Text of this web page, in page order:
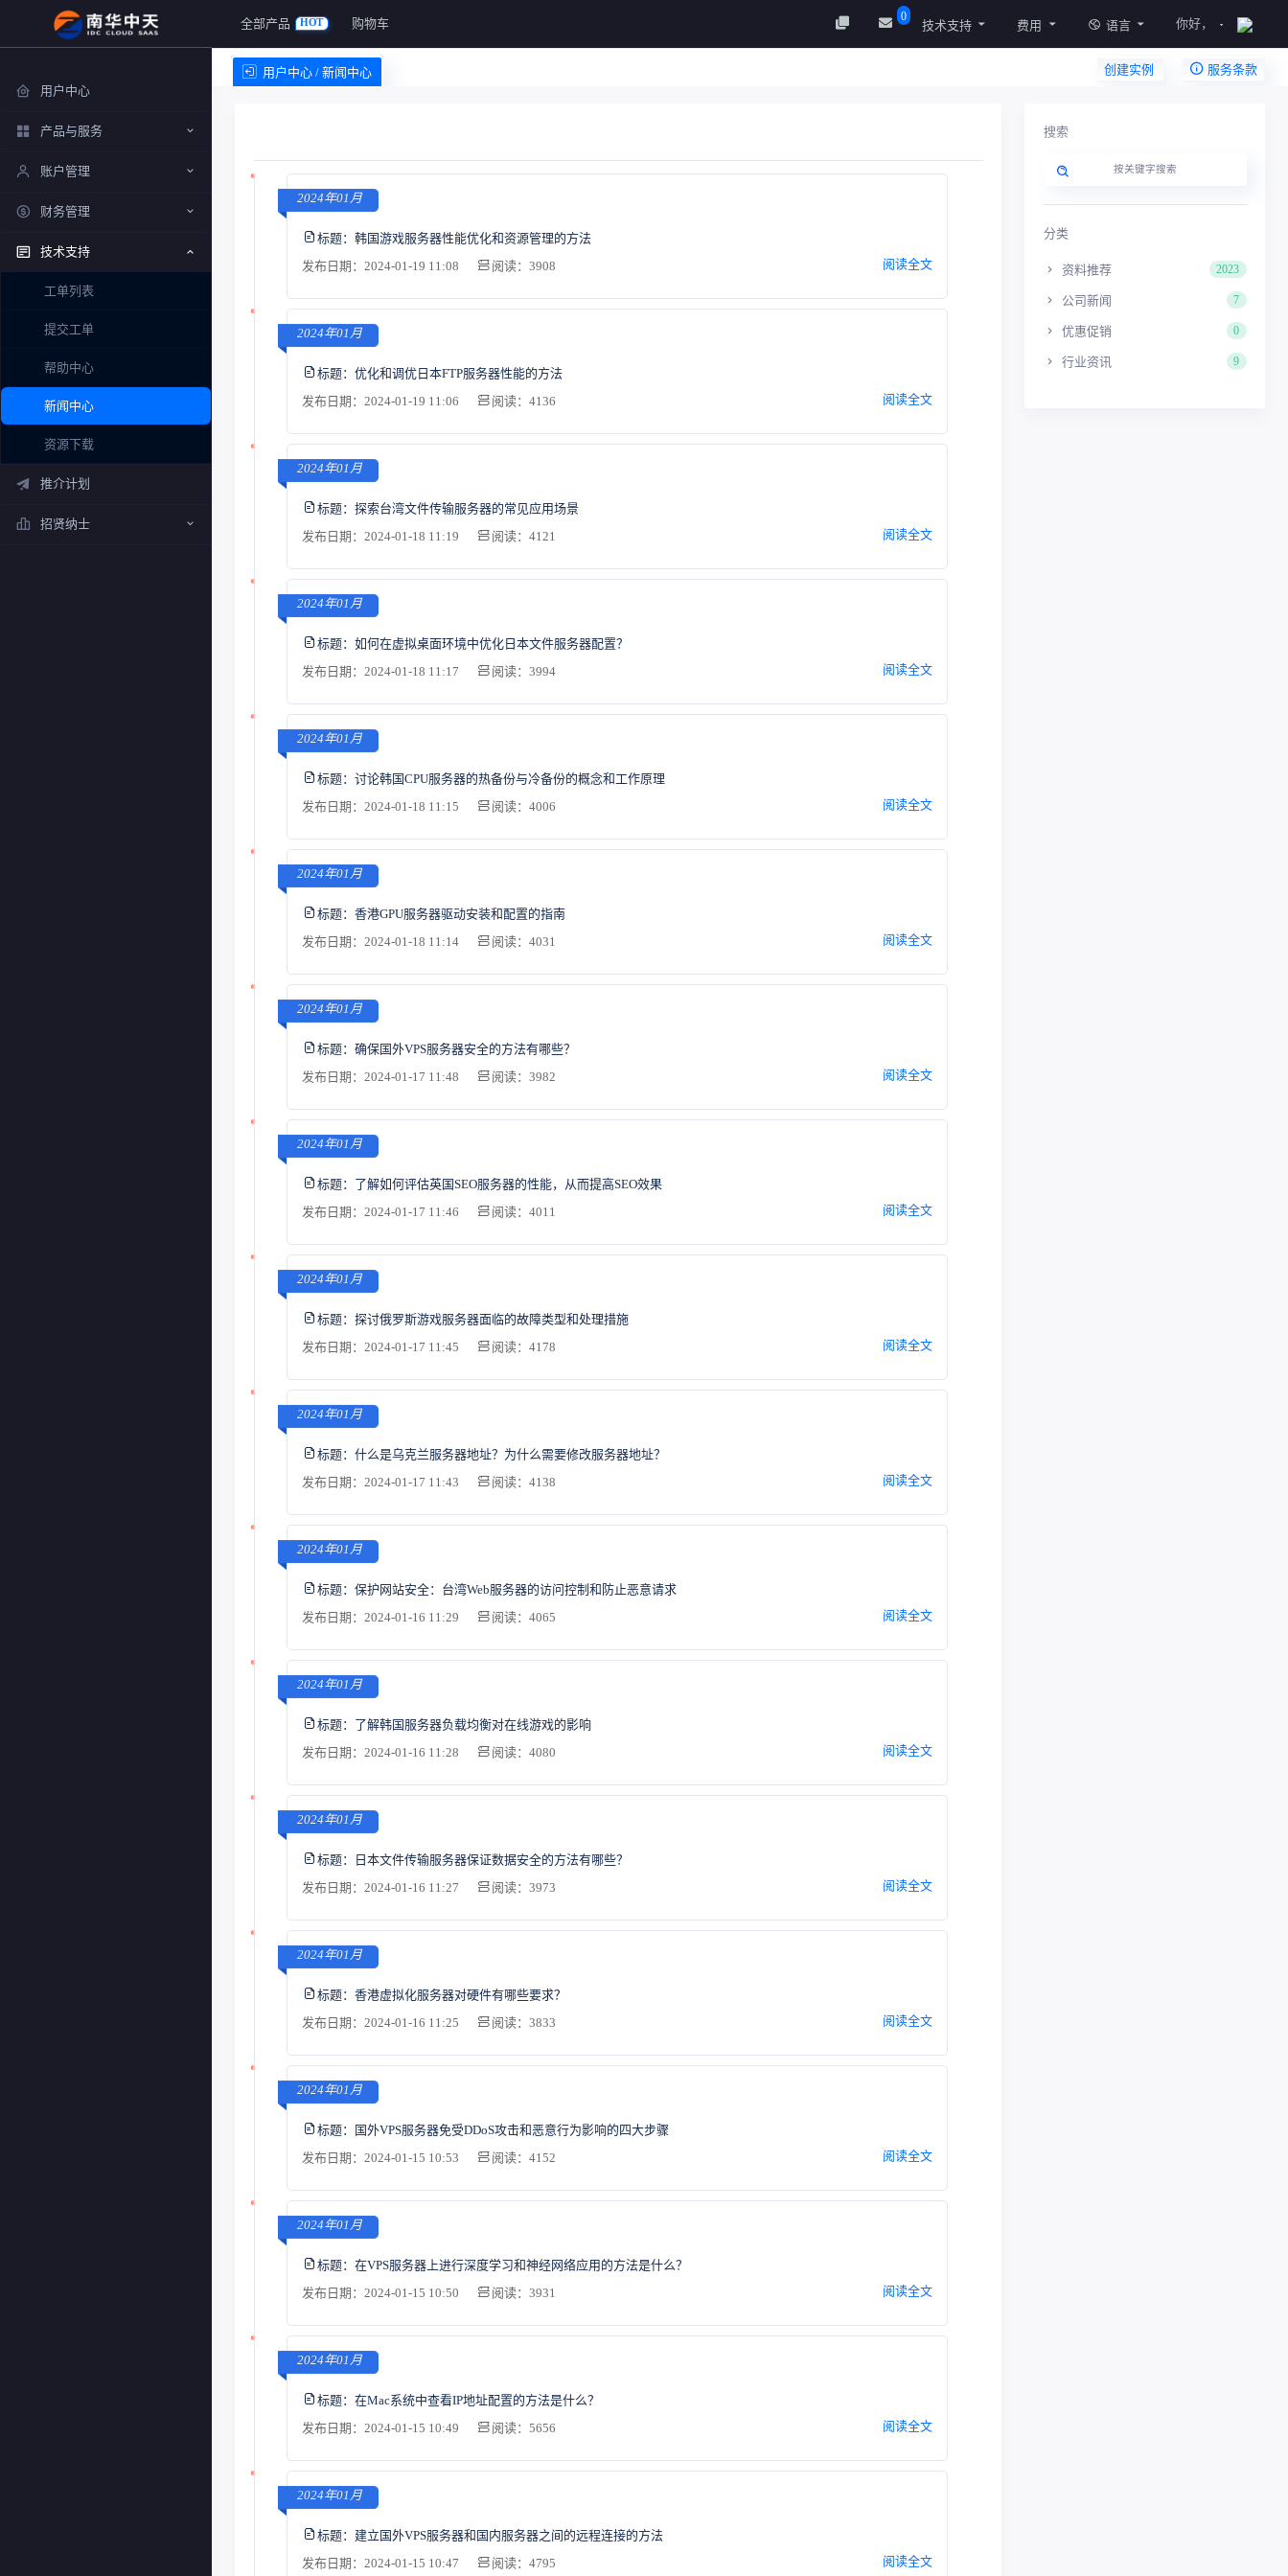
全部产品 HOT 购物车 0
技术支持 费用 语言 你好，
用户中心 / 新闻中心 创建实例
服务条款
用户中心
产品与服务
账户管理
财务管理
技术支持
工单列表
提交工单
帮助中心
新闻中心
资源下载
推介计划
招贤纳士
2024年01月
标题： 韩国游戏服务器性能优化和资源管理的方法
发布日期：2024-01-19 11:08
阅读：3908 阅读全文
2024年01月
标题： 优化和调优日本FTP服务器性能的方法
发布日期：2024-01-19 11:06
阅读：4136 阅读全文
2024年01月
标题： 探索台湾文件传输服务器的常见应用场景
发布日期：2024-01-18 11:19
阅读：4121 阅读全文
2024年01月
标题： 如何在虚拟桌面环境中优化日本文件服务器配置？
发布日期：2024-01-18 11:17
阅读：3994 阅读全文
2024年01月
标题： 讨论韩国CPU服务器的热备份与冷备份的概念和工作原理
发布日期：2024-01-18 11:15
阅读：4006 阅读全文
2024年01月
标题： 香港GPU服务器驱动安装和配置的指南
发布日期：2024-01-18 11:14
阅读：4031 阅读全文
2024年01月
标题： 确保国外VPS服务器安全的方法有哪些？
发布日期：2024-01-17 11:48
阅读：3982 阅读全文
2024年01月
标题： 了解如何评估英国SEO服务器的性能，从而提高SEO效果
发布日期：2024-01-17 11:46
阅读：4011 阅读全文
2024年01月
标题： 探讨俄罗斯游戏服务器面临的故障类型和处理措施
发布日期：2024-01-17 11:45
阅读：4178 阅读全文
2024年01月
标题： 什么是乌克兰服务器地址？为什么需要修改服务器地址？
发布日期：2024-01-17 11:43
阅读：4138 阅读全文
2024年01月
标题： 保护网站安全：台湾Web服务器的访问控制和防止恶意请求
发布日期：2024-01-16 11:29
阅读：4065 阅读全文
2024年01月
标题： 了解韩国服务器负载均衡对在线游戏的影响
发布日期：2024-01-16 11:28
阅读：4080 阅读全文
2024年01月
标题：
日本文件传输服务器保证数据安全的方法有哪些？
发布日期：2024-01-16 11:27
阅读：3973 阅读全文
2024年01月
标题： 香港虚拟化服务器对硬件有哪些要求？
发布日期：2024-01-16 11:25
阅读：3833 阅读全文
2024年01月
标题： 国外VPS服务器免受DDoS攻击和恶意行为影响的四大步骤
发布日期：2024-01-15 10:53
阅读：4152 阅读全文
2024年01月
标题： 在VPS服务器上进行深度学习和神经网络应用的方法是什么？
发布日期：2024-01-15 10:50
阅读：3931 阅读全文
2024年01月
标题： 在Mac系统中查看IP地址配置的方法是什么？
发布日期：2024-01-15 10:49
阅读：5656 阅读全文
2024年01月
标题： 建立国外VPS服务器和国内服务器之间的远程连接的方法
发布日期：2024-01-15 10:47
阅读：4795 阅读全文
搜索
分类
资料推荐 2023
公司新闻 7
优惠促销 0
行业资讯 9